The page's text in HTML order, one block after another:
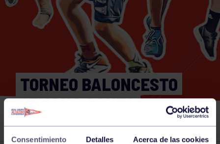
Consentimiento Detalles Acerca de las cookies
TORNEO BALONCESTO
SEMANA SANTA
SANTANDER